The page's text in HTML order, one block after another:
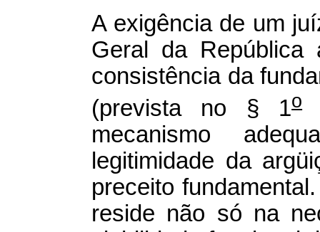
A exigência de um
Geral da República
consistência da
(prevista no § 1o
mecanismo
legitimidade da
preceito
reside não só na